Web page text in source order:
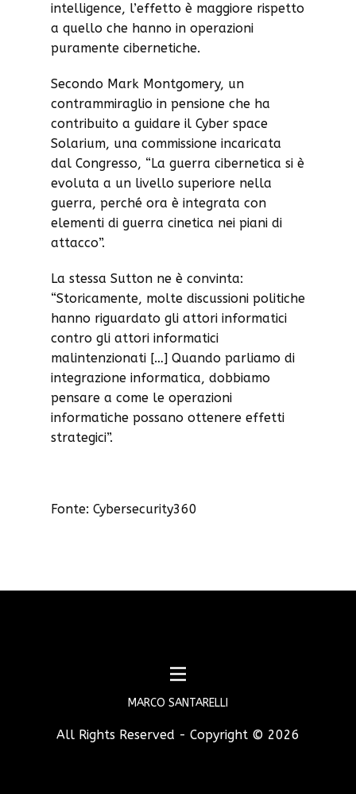
intelligence, l’effetto è maggiore rispetto
a quello che hanno in operazioni
puramente cibernetiche.
Secondo Mark Montgomery, un
contrammiraglio in pensione che ha
contribuito a guidare il Cyber space
Solarium, una commissione incaricata
dal Congresso, “La guerra cibernetica si è
evoluta a un livello superiore nella
guerra, perché ora è integrata con
elementi di guerra cinetica nei piani di
attacco”.
La stessa Sutton ne è convinta:
“Storicamente, molte discussioni politiche
hanno riguardato gli attori informatici
contro gli attori informatici
malintenzionati […] Quando parliamo di
integrazione informatica, dobbiamo
pensare a come le operazioni
informatiche possano ottenere effetti
strategici”.
Fonte: Cybersecurity360
MARCO SANTARELLI
All Rights Reserved - Copyright © 2026